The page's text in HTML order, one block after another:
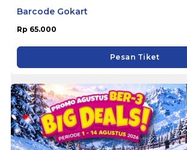
Barcode Gokart
Rp 65.000
Pesan Tiket